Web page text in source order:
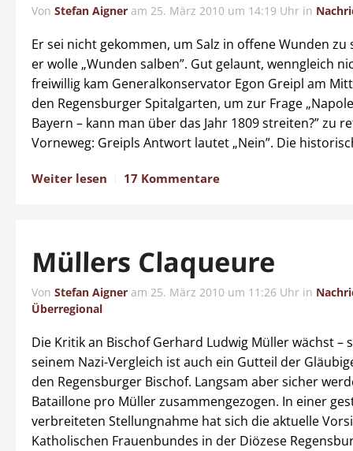
Von Stefan Aigner am 25. März 2010 um 14:19 Uhr in
Er sei nicht gekommen, um Salz in offene Wunden zu
er wolle „Wunden salben”. Gut gelaunt, wenngleich
freiwillig kam Generalkonservator Egon Greipl am
den Regensburger Spitalgarten, um zur Frage
Bayern – kann man über das Jahr 1809 streiten?” zu
Vorneweg: Greipls Antwort lautet „Nein”. Die
Weiter lesen 17 Kommentare
Müllers Claqueure
Von Stefan Aigner am 25. März 2010 um 11:26 Uhr in
Überregional
Die Kritik an Bischof Gerhard Ludwig Müller wächst –
seinem Nazi-Vergleich ist auch ein Gutteil der
den Regensburger Bischof. Langsam aber sicher
Bataillone pro Müller zusammengezogen. In einer
verbreiteten Stellungnahme hat sich die aktuelle
Katholischen Frauenbundes in der Diözese